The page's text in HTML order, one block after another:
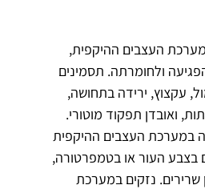
העצבים ההיקפית,
ולחומרתה. תסמינים
עקצוץ, ירידה בתחושה,
ואובדן תפקוד מוטורי.
במערכת העצבים ההיקפית
בצבע העור או בטמפרטורה,
שרירים. נזקים במערכת